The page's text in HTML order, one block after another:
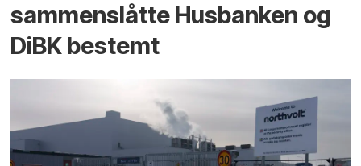
sammenslåtte Husbanken og
DiBK bestemt